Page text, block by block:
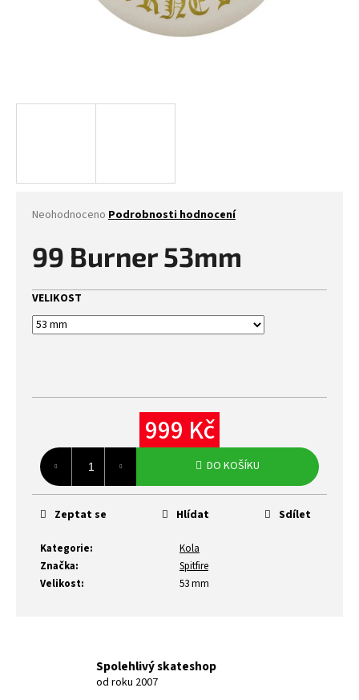
Průměrné
produktu
je
z
5
hvězdiček.
Neohodnoceno Podrobnosti hodnocení
99 Burner 53mm
VELIKOST
999 Kč
Měrná
cena:
DO KOŠÍKU
Kategorie:
Kola
Značka:
Spitfire
Velikost: 53 mm
Zeptat se Hlídat Sdílet
Spolehlivý skateshop
od roku 2007